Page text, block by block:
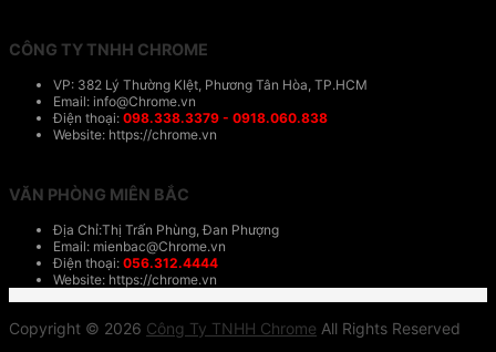
CÔNG TY TNHH CHROME
VP: 382 Lý Thường KIệt, Phương Tân Hòa, TP.HCM
Email: info@Chrome.vn
Điện thoại: 098.338.3379 - 0918.060.838
Website: https://chrome.vn
VĂN PHÒNG MIÊN BẮC
Địa Chỉ:Thị Trấn Phùng, Đan Phượng
Email: mienbac@Chrome.vn
Điện thoại: 056.312.4444
Website: https://chrome.vn
Copyright © 2026 Công Ty TNHH Chrome All Rights Reserved